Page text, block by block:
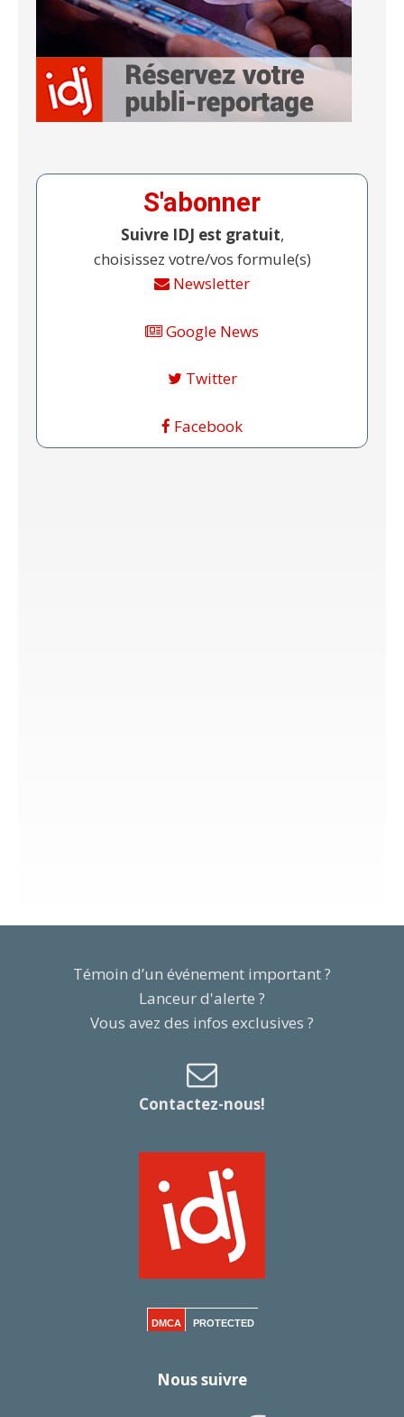
S'abonner
Suivre IDJ est gratuit,
choisissez votre/vos formule(s)
Newsletter
Google News
Twitter
Facebook
Témoin d’un événement important ?
Lanceur d'alerte ?
Vous avez des infos exclusives ?
Contactez-nous!
DMCA PROTECTED
Nous suivre